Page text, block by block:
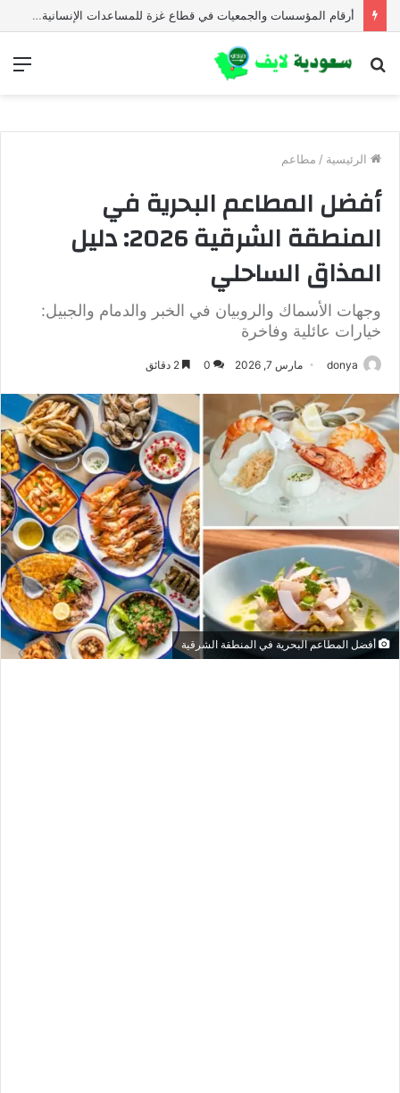
أرقام المؤسسات والجمعيات في قطاع غزة للمساعدات الإنسانية العاجلة
بحث
الرئيسية / مطاعم
أفضل المطاعم البحرية في
المنطقة الشرقية 2026: دليل
المذاق الساحلي
وجهات الأسماك والروبيان في الخبر والدمام والجبيل:
خيارات عائلية وفاخرة
donya مارس 7, 2026 0
أفضل المطاعم البحرية في المنطقة الشرقية